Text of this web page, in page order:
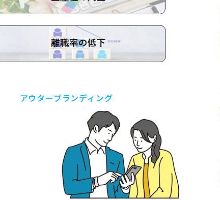
アウターブランディング